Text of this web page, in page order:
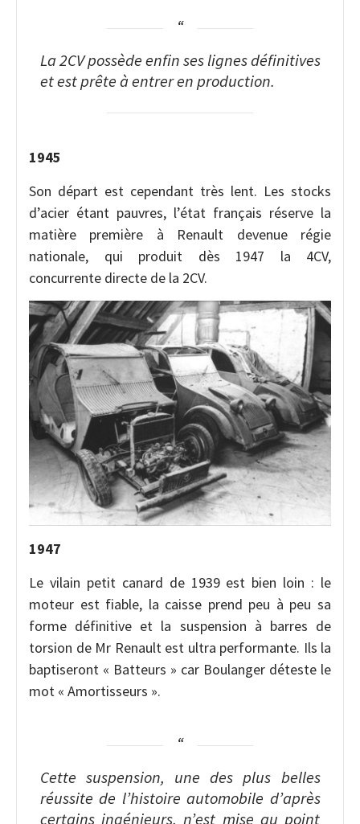
La 2CV possède enfin ses lignes définitives
et est prête à entrer en production.
1945
Son départ est cependant très lent. Les stocks
d’acier étant pauvres, l’état français réserve la
matière première à Renault devenue régie
nationale, qui produit dès 1947 la 4CV,
concurrente directe de la 2CV.
1947
Le vilain petit canard de 1939 est bien loin : le
moteur est fiable, la caisse prend peu à peu sa
forme définitive et la suspension à barres de
torsion de Mr Renault est ultra performante. Ils la
baptiseront « Batteurs » car Boulanger déteste le
mot « Amortisseurs ».
Cette suspension, une des plus belles
réussite de l’histoire automobile d’après
certains ingénieurs, n’est mise au point